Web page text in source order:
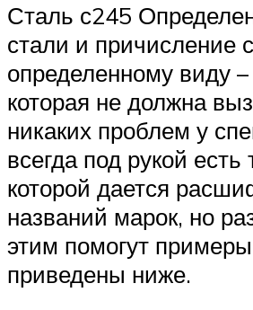
Сталь с245
стали и причисление
определенному виду –
которая не должна
никаких проблем у
всегда под рукой есть
которой дается
названий марок, но
этим помогут
приведены ниже.